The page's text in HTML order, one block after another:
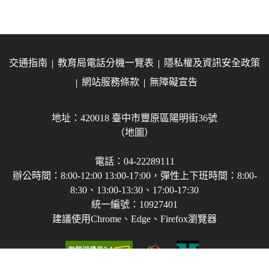
交通指南 教育局電話分機一覽表
隱私權及資訊安全政策
網站服務條款
無障礙宣告
地址：420018 臺中市豐原區陽明街36號
（地圖）
電話：04-22289111
辦公時間：8:00-12:00 13:00-17:00，彈性上下班時間：8:00-
8:30、13:00-13:30、17:00-17:30
統一編號：10927401
建議使用Chrome、Edge、Firefox瀏覽器